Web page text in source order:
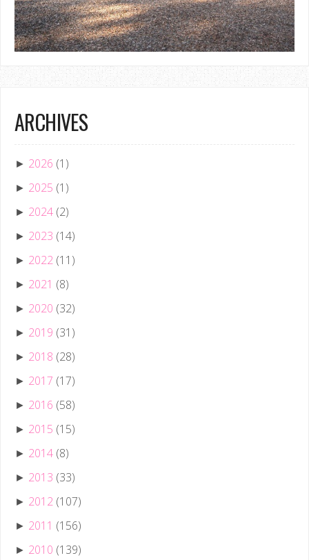
ARCHIVES
► 2026 (1)
► 2025 (1)
► 2024 (2)
► 2023 (14)
► 2022 (11)
► 2021 (8)
► 2020 (32)
► 2019 (31)
► 2018 (28)
► 2017 (17)
► 2016 (58)
► 2015 (15)
► 2014 (8)
► 2013 (33)
► 2012 (107)
► 2011 (156)
► 2010 (139)